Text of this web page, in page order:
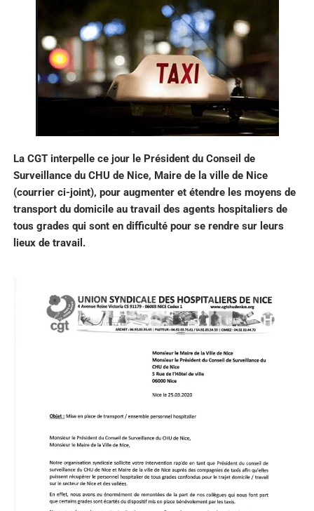
La CGT interpelle ce jour le Président du Conseil de
Surveillance du CHU de Nice, Maire de la ville de Nice
(courrier ci-joint), pour augmenter et étendre les moyens de
transport du domicile au travail des agents hospitaliers de
tous grades qui sont en difficulté pour se rendre sur leurs
lieux de travail.